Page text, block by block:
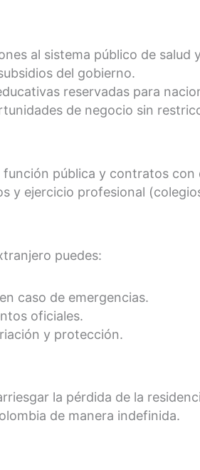
al sistema público de salud
del gobierno.
reservadas para
de negocio sin
función pública y contratos con
y ejercicio profesional
puedes:
caso de emergencias.
oficiales.
y protección.
la pérdida de la
de manera indefinida.